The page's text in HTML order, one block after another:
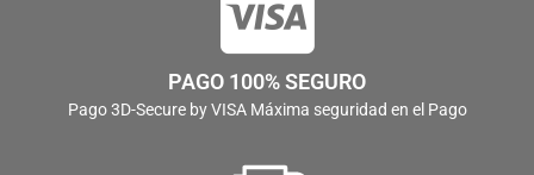
PAGO 100% SEGURO
Pago 3D-Secure by VISA Máxima seguridad en el Pago